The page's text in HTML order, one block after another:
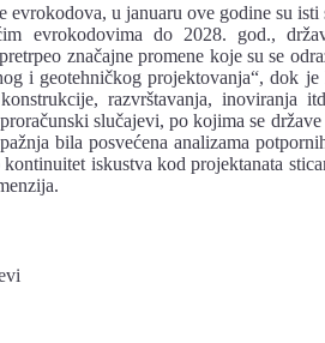
evrokodova, u januaru ove godine su
evrokodovima do 2028. god.,
značajne promene koje su se
i geotehničkog projektovanja“, dok
razvrštavanja, inoviranja
slučajevi, po kojima se
bila posvećena analizama
iskustva kod projektanata